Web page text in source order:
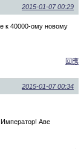
2015-01-07 00:29
к 40000-ому новому
回應
2015-01-07 00:34
Император! Аве